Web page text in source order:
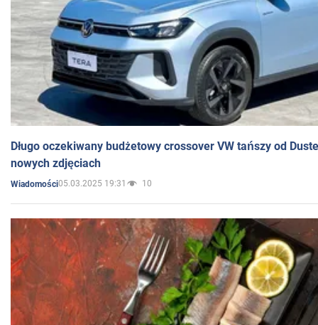
Długo oczekiwany budżetowy crossover VW tańszy od
nowych zdjęciach
Wiadomości05.03.2025 19:31 10